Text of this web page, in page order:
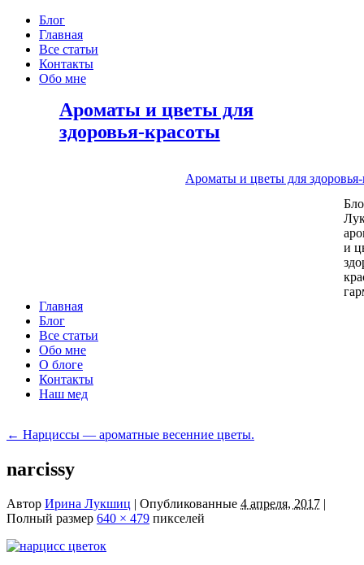
Блог
Главная
Все статьи
Контакты
Обо мне
Ароматы и цветы для
здоровья-красоты
Ароматы и цветы для
и
Главная
Блог
Все статьи
Обо мне
О блоге
Контакты
Наш мед
← Нарциссы — ароматные весенние цветы.
narcissy
Автор Ирина Лукшиц | Опубликованные 4 апреля, 2017 |
Полный размер 640 × 479 пикселей